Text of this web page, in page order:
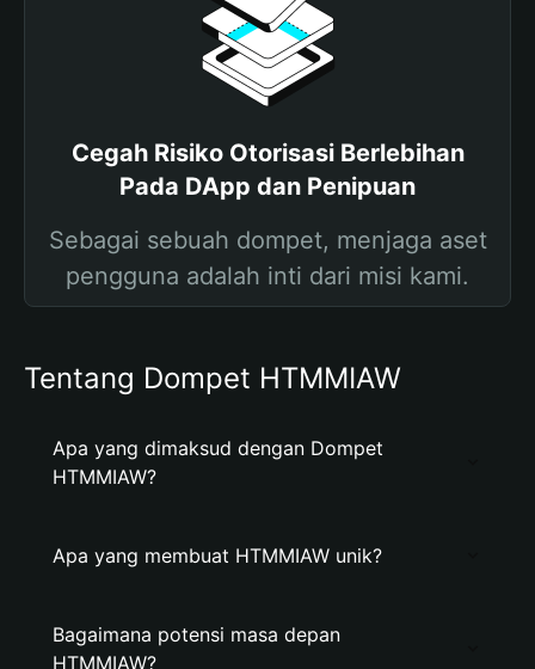
Cegah Risiko Otorisasi Berlebihan
Pada DApp dan Penipuan
Sebagai sebuah dompet, menjaga aset
pengguna adalah inti dari misi kami.
Tentang Dompet HTMMIAW
Apa yang dimaksud dengan Dompet
HTMMIAW?
Apa yang membuat HTMMIAW unik?
Bagaimana potensi masa depan
HTMMIAW?